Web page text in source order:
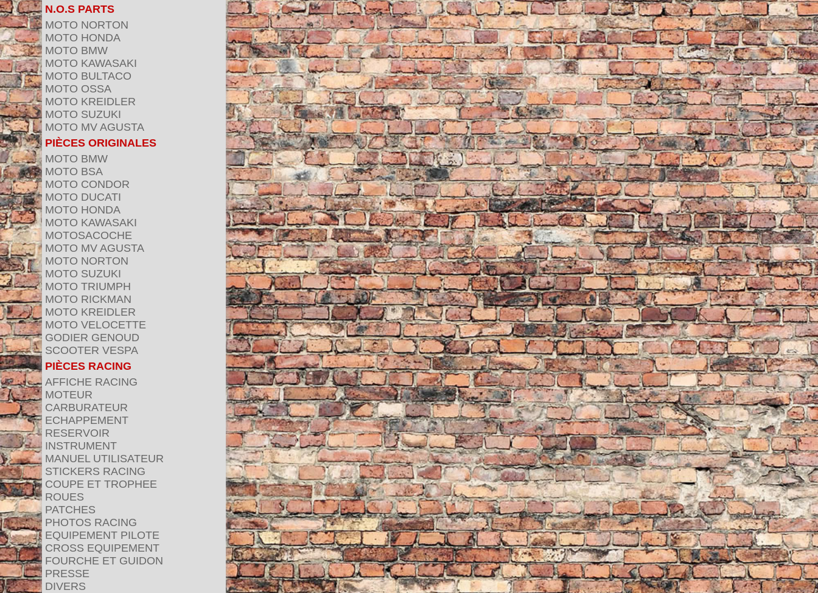
N.O.S PARTS
MOTO NORTON
MOTO HONDA
MOTO BMW
MOTO KAWASAKI
MOTO BULTACO
MOTO OSSA
MOTO KREIDLER
MOTO SUZUKI
MOTO MV AGUSTA
PIÈCES ORIGINALES
MOTO BMW
MOTO BSA
MOTO CONDOR
MOTO DUCATI
MOTO HONDA
MOTO KAWASAKI
MOTOSACOCHE
MOTO MV AGUSTA
MOTO NORTON
MOTO SUZUKI
MOTO TRIUMPH
MOTO RICKMAN
MOTO KREIDLER
MOTO VELOCETTE
GODIER GENOUD
SCOOTER VESPA
PIÈCES RACING
AFFICHE RACING
MOTEUR
CARBURATEUR
ECHAPPEMENT
RESERVOIR
INSTRUMENT
MANUEL UTILISATEUR
STICKERS RACING
COUPE ET TROPHEE
ROUES
PATCHES
PHOTOS RACING
EQUIPEMENT PILOTE
CROSS EQUIPEMENT
FOURCHE ET GUIDON
PRESSE
DIVERS